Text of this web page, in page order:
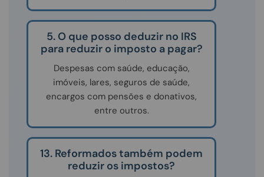
5. O que posso deduzir no IRS
para reduzir o imposto a pagar?
Despesas com saúde, educação,
imóveis, lares, seguros de saúde,
encargos com pensões e donativos,
entre outros.
13. Reformados também podem
reduzir os impostos?